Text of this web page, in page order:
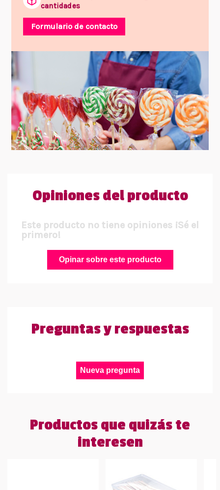
cantidades
Formulario de contacto
Opiniones del producto
Este producto no tiene opiniones ¡Sé el
primero!
Opinar sobre este producto
Preguntas y respuestas
Nueva pregunta
Productos que quizás te
interesen